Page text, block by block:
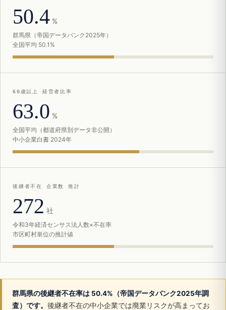
50.4 %
群馬県（帝国データバンク2025年）
全国平均 50.1%
60歳以上 経営者比率
63.0 %
全国平均（都道府県別データ非公開）
中小企業白書 2024年
後継者不在 企業数 推計
272 社
令和3年経済センサス法人数×不在率
市区町村単位の推計値
群馬県の後継者不在率は 50.4%（帝国データバンク2025年調
査）です。 後継者不在の中小企業では廃業リスクが高まってお